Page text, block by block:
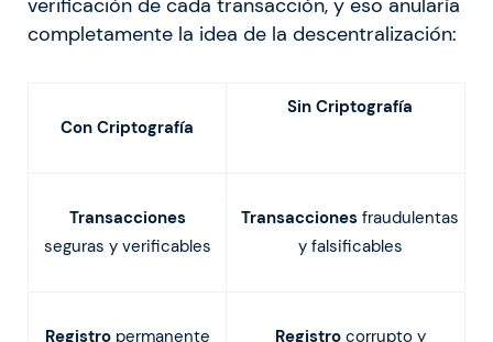
verificación de cada transacción, y eso anularía
completamente la idea de la descentralización:
Con Criptografía
Sin Criptografía
Transacciones
seguras y verificables
Transacciones fraudulentas
y falsificables
Registropermanente
Registro corrupto y